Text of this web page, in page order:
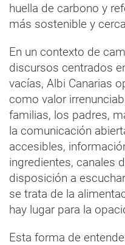
huella de carbono y
más sostenible y
En un contexto de
discursos centrados
vacías, Albi Canarias
como valor
familias, los padres,
la comunicación
accesibles,
ingredientes, canales
disposición a
se trata de la
hay lugar para la
Esta forma de